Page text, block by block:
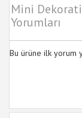
Mini
Yorumları
Bu ürüne ilk yorum